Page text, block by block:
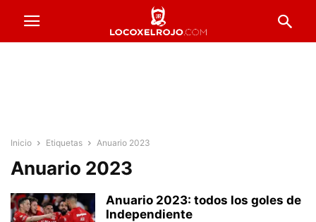
Inicio Etiquetas Anuario 2023
Anuario 2023
Anuario 2023: todos los goles de
Independiente